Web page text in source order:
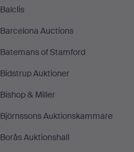
Balclis
Barcelona Auctions
Batemans of Stamford
Bidstrup Auktioner
Bishop & Miller
Björnssons Auktionskammare
Borås Auktionshall